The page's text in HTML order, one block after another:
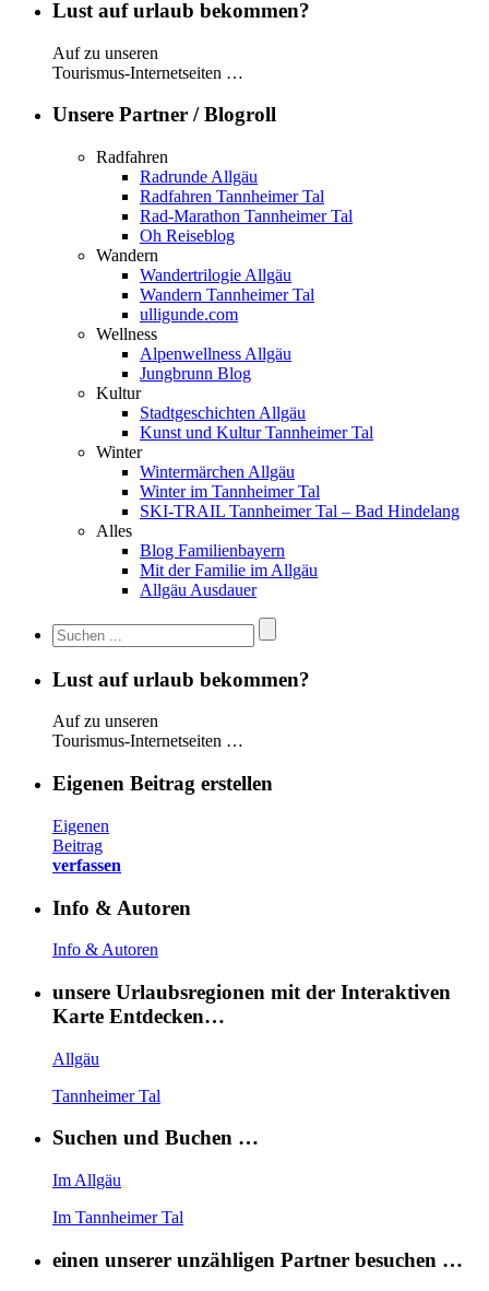
Lust auf urlaub bekommen?
Auf zu unseren
Tourismus-Internetseiten …
Unsere Partner / Blogroll
Radfahren
Radrunde Allgäu
Radfahren Tannheimer Tal
Rad-Marathon Tannheimer Tal
Oh Reiseblog
Wandern
Wandertrilogie Allgäu
Wandern Tannheimer Tal
ulligunde.com
Wellness
Alpenwellness Allgäu
Jungbrunn Blog
Kultur
Stadtgeschichten Allgäu
Kunst und Kultur Tannheimer Tal
Winter
Wintermärchen Allgäu
Winter im Tannheimer Tal
SKI-TRAIL Tannheimer Tal – Bad Hindelang
Alles
Blog Familienbayern
Mit der Familie im Allgäu
Allgäu Ausdauer
Lust auf urlaub bekommen?
Auf zu unseren
Tourismus-Internetseiten …
Eigenen Beitrag erstellen
Eigenen
Beitrag
verfassen
Info & Autoren
Info & Autoren
unsere Urlaubsregionen mit der Interaktiven
Karte Entdecken…
Allgäu
Tannheimer Tal
Suchen und Buchen …
Im Allgäu
Im Tannheimer Tal
einen unserer unzähligen Partner besuchen …